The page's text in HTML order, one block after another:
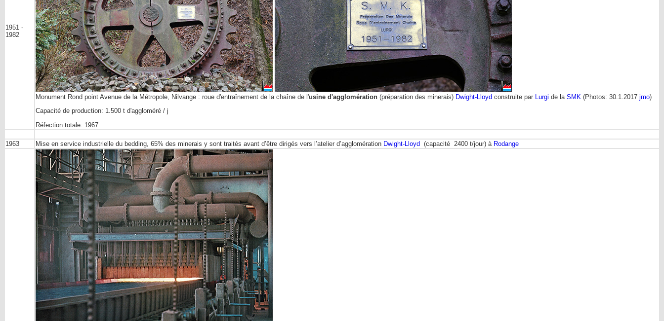
1951 -
1982
Monument Rond point Avenue de la Métropole, Nilvange : roue d'entraînement de la chaîne de l'usine d'agglomération (préparation des minerais) Dwight-Lloyd construite par Lurgi de la SMK (Photos: 30.1.2017 jmo)
Capacité de production: 1.500 t d'aggloméré / j
Réfection totale: 1967
1963 Mise en service industrielle du bedding, 65% des minerais y sont traités avant d’être dirigés vers l’atelier d’agglomération Dwight-Lloyd (capacité 2400 t/jour) à Rodange